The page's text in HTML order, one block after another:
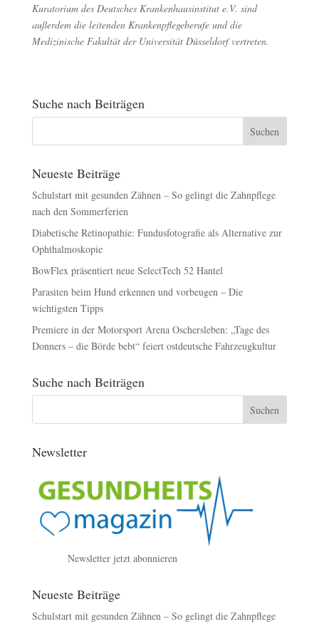
Kuratorium des Deutsches Krankenhausinstitut e.V. sind
außerdem die leitenden Krankenpflegeberufe und die
Medizinische Fakultät der Universität Düsseldorf vertreten.
Suche nach Beiträgen
Neueste Beiträge
Schulstart mit gesunden Zähnen – So gelingt die Zahnpflege
nach den Sommerferien
Diabetische Retinopathie: Fundusfotografie als Alternative zur
Ophthalmoskopie
BowFlex präsentiert neue SelectTech 52 Hantel
Parasiten beim Hund erkennen und vorbeugen – Die
wichtigsten Tipps
Premiere in der Motorsport Arena Oschersleben: „Tage des
Donners – die Börde bebt“ feiert ostdeutsche Fahrzeugkultur
Suche nach Beiträgen
Newsletter
Newsletter jetzt abonnieren
Neueste Beiträge
Schulstart mit gesunden Zähnen – So gelingt die Zahnpflege